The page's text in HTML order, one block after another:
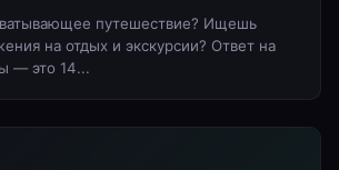
путешествие? Ищешь
на отдых и экскурсии? Ответ на
— это 14...